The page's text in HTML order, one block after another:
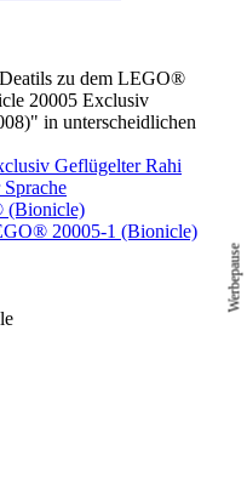
zu dem LEGO®
20005 Exclusiv
in unterscheidlichen
Geflügelter Rahi
(Bionicle)
20005-1 (Bionicle)
Werbepause